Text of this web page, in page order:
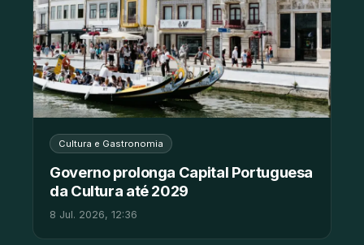
Cultura e Gastronomia
Governo prolonga Capital Portuguesa
da Cultura até 2029
8 Jul. 2026, 12:36